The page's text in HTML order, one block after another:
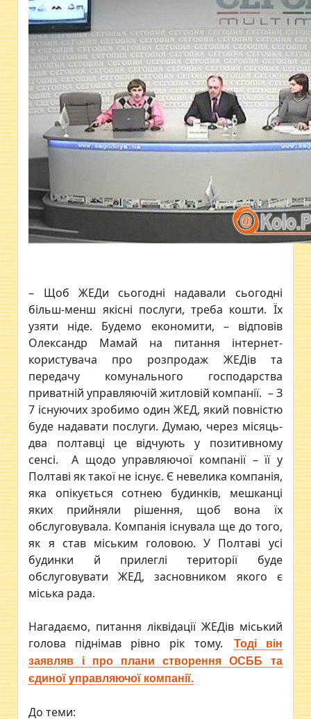
– Щоб ЖЕДи сьогодні надавали сьогодні
більш-менш якісні послуги, треба кошти. Їх
узяти ніде. Будемо економити, – відповів
Олександр Мамай на питання інтернет-
користувача про розпродаж ЖЕДів та
передачу комунального господарства
приватній управляючій житловій компанії. – З
7 існуючих зробимо один ЖЕД, який повністю
буде надавати послуги. Думаю, через місяць-
два полтавці це відчують у позитивному
сенсі. А щодо управляючої компанії – її у
Полтаві як такої не існує. Є невелика компанія,
яка опікується сотнею будинків, мешканці
яких прийняли рішення, щоб вона їх
обслуговувала. Компанія існувала ще до того,
як я став міським головою. У Полтаві усі
будинки й прилеглі території буде
обслуговувати ЖЕД, засновником якого є
міська рада.
Нагадаємо, питання ліквідації ЖЕДів міський
голова піднімав рівно рік тому.
Тоді він
заявляв і про плани створення ОСББ та
єдиної управляючої компанії.
До теми: